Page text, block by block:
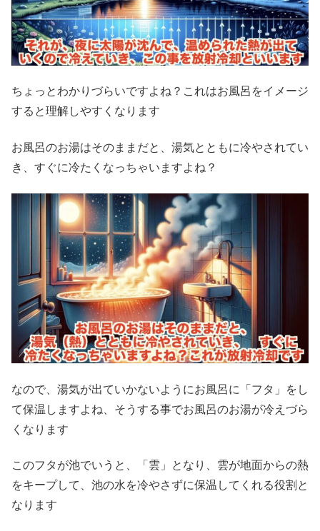
ちょっとわかりづらいですよね？これはお風呂をイメージ
すると理解しやすくなります
お風呂のお湯はそのままだと、湯気とともに冷やされてい
き、すぐに冷たくなっちゃいますよね？
なので、湯気が出ていかないようにお風呂に「フタ」をし
て保温しますよね、そうする事でお風呂のお湯が冷えづら
くなります
このフタが池でいうと、「雲」となり、雲が地面からの熱
をキープして、池の水を冷やさずに保温してくれる役割と
なります